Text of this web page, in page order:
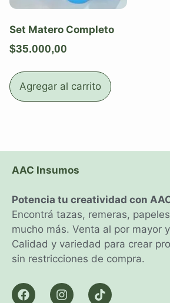
Set Matero Completo
$35.000,00
Agregar al carrito
AAC Insumos
Potencia tu creatividad con
Encontrá tazas, remeras,
mucho más. Venta al por mayor
Calidad y variedad para crear
sin restricciones de compra.